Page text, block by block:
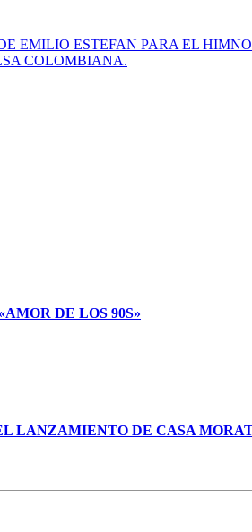
EMILIO ESTEFAN PARA EL
COLOMBIANA.
DE LOS 90S»
LANZAMIENTO DE CASA